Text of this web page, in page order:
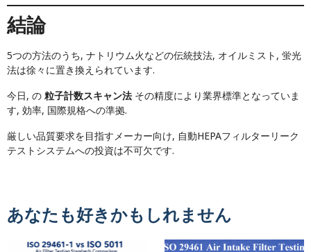
結論
5つの方法のうち, ナトリウム火などの伝統技法, オイルミスト, 蛍光
法は徐々に置き換えられています.
今日, の 粒子計数スキャン法 その精度により業界標準となっていま
す, 効率, 国際規格への準拠.
厳しい品質要求を目指すメーカー向け, 自動HEPAフィルターリーク
テストシステムへの投資は不可欠です.
あなたも好きかもしれません